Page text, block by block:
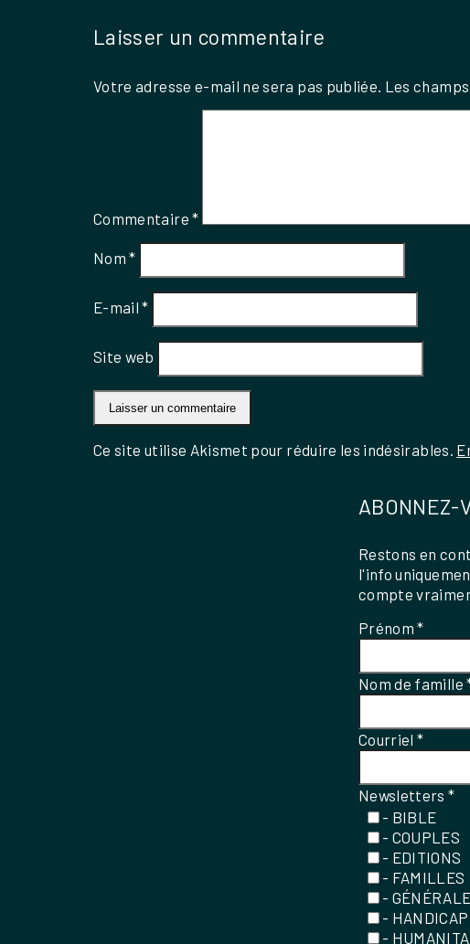
Laisser un commentaire
Votre adresse e-mail ne sera pas publiée. Les
Commentaire*
Nom*
E-mail*
Site web
Ce site utilise Akismet pour réduire les indésirables.
ABONNEZ-
Restons en
l'info
compte
Prénom*
Nom de famille
Courriel*
Newsletters*
- BIBLE
- COUPLES
- EDITIONS
- FAMILLES
- GÉNÉRALE
- HANDICAP
-